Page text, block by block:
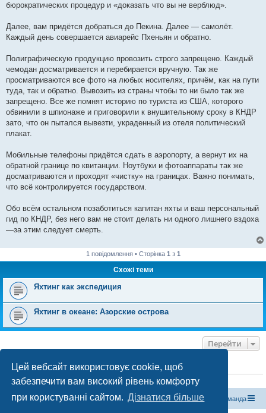
Цей вебсайт використовує cookie, щоб
забезпечити вам високий рівень комфорту
при користуванні сайтом. Дізнатися більше
бюрократических процедур и «доказать что вы не верблюд».
Далее, вам придётся добраться до Пекина. Далее — самолёт.
Каждый день совершается авиарейс Пхеньян и обратно.
Полиграфическую продукцию провозить строго запрещено. Каждый
чемодан досматривается и перебирается вручную. Так же
просматриваются все фото на любых носителях, причём, как на пути
туда, так и обратно. Вывозить из страны чтобы то ни было так же
запрещено. Все же помнят историю по туриста из США, которого
обвинили в шпионаже и приговорили к внушительному сроку в КНДР
зато, что он пытался вывезти, украденный из отеля политический
плакат.
Мобильные телефоны придётся сдать в аэропорту, а вернут их на
обратной границе по квитанции. Ноутбуки и фотоаппараты так же
досматриваются и проходят «чистку» на границах. Важно понимать,
что всё контролируется государством.
Обо всём остальном позаботиться капитан яхты и ваш персональный
гид по КНДР, без него вам не стоит делать ни одного лишнего вздоха
—за этим следует смерть.
1 повідомлення • Сторінка 1 з 1
Схожі теми
Яхтинг как экспедиция
Яхтинг в океане: Азорские острова
Перейти
ХТО ЗАРАЗ ОНЛАЙН
Зараз переглядають цей форум:ClaudeBot [бот ШІ]і 0 гостей
Магазин спорядження Туристичний форум «Рюкзак» Команда